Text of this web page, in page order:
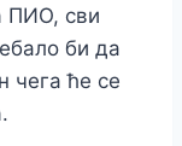
ПИО, сви
би да
чега ће се